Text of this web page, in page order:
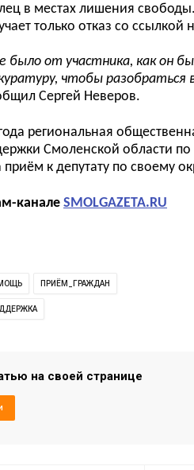
в местах лишения
только отказ со ссылкой
было от участника, как он
чтобы
Сергей Неверов.
региональная
Смоленской области по
приём к депутату по своему
канале SMOLGAZETA.RU
ПРИЁМ_ГРАЖДАН
на своей странице